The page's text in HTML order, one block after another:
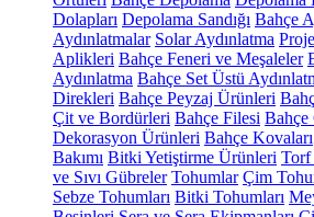
Dolapları Depolama Sandığı Bahçe
Aydınlatmalar Solar Aydınlatma
Aplikleri Bahçe Feneri ve Meşaleler
Aydınlatma Bahçe Set Üstü
Direkleri Bahçe Peyzaj Ürünleri
Çit ve Bordürleri Bahçe Filesi Bahçe
Dekorasyon Ürünleri Bahçe Kovaları
Bakımı Bitki Yetiştirme Ürünleri Torf
ve Sıvı Gübreler Tohumlar Çim
Sebze Tohumları Bitki Tohumları